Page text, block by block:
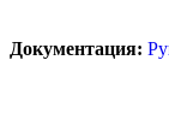
Документация: